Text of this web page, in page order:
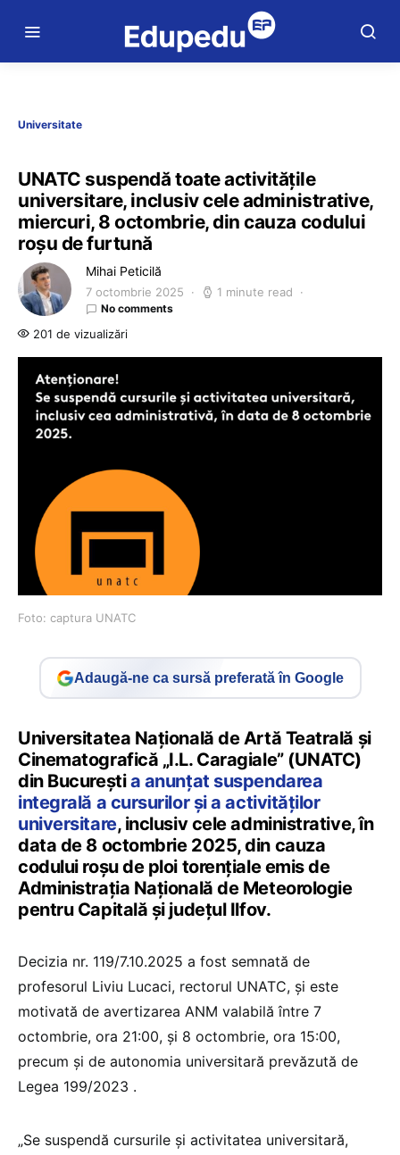
Universitate
UNATC suspendă toate activitățile
universitare, inclusiv cele administrative,
miercuri, 8 octombrie, din cauza codului
roșu de furtună
Mihai Peticilă
7 octombrie 2025 1 minute read
No comments
201 de vizualizări
Foto: captura UNATC
Adaugă-ne ca sursă preferată în Google
Universitatea Națională de Artă Teatrală și
Cinematografică „I.L. Caragiale” (UNATC)
din Bucureștia anunțat suspendarea
integrală a cursurilor și a activităților
universitare, inclusiv cele administrative, în
data de 8 octombrie 2025, din cauza
codului roșu de ploi torențiale emis de
Administrația Națională de Meteorologie
pentru Capitală și județul Ilfov.
Decizia nr. 119/7.10.2025 a fost semnată de
profesorul Liviu Lucaci, rectorul UNATC, și este
motivată de avertizarea ANM valabilă între 7
octombrie, ora 21:00, și 8 octombrie, ora 15:00,
precum și de autonomia universitară prevăzută de
Legea 199/2023 .
„Se suspendă cursurile și activitatea universitară,